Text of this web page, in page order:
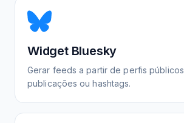
Widget Bluesky
Gerar feeds a partir de perfis
publicações ou hashtags.